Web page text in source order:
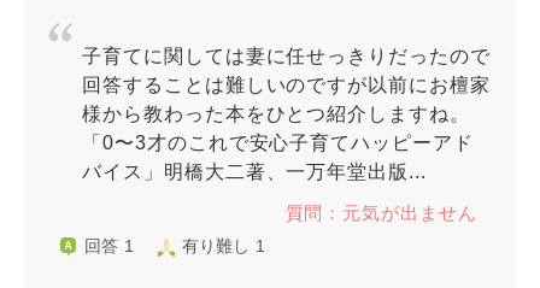
子育てに関しては妻に任せっきりだったので
回答することは難しいのですが以前にお檀家
様から教わった本をひとつ紹介しますね。
「0〜3才のこれで安心子育てハッピーアド
バイス」明橋大二著、一万年堂出版...
質問：元気が出ません
回答 1 有り難し 1